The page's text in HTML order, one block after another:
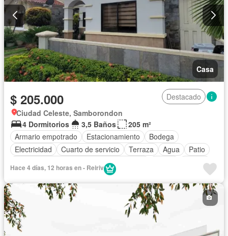
Casa
$ 205.000
Destacado
Ciudad Celeste, Samborondon
4 Dormitorios
3,5 Baños
205 m²
Armario empotrado
Estacionamiento
Bodega
Electricidad
Cuarto de servicio Terraza Agua
Patio
Acceso para personas con discapacidad
Parrilla
Gimnasio
Cancha de tenis
Hace 4 días, 12 horas en - Reiriv